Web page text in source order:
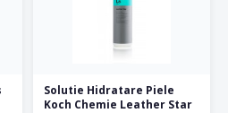
Solutie Hidratare Piele
Koch Chemie Leather Star